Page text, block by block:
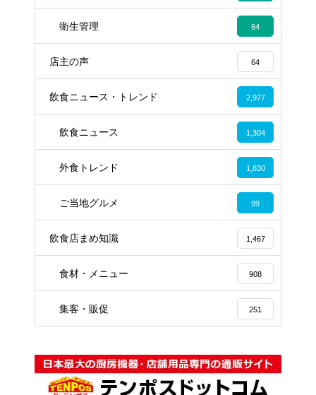
衛生管理 64
店主の声 64
飲食ニュース・トレンド 2,977
飲食ニュース 1,304
外食トレンド 1,830
ご当地グルメ 99
飲食店まめ知識 1,467
食材・メニュー 908
集客・販促 251